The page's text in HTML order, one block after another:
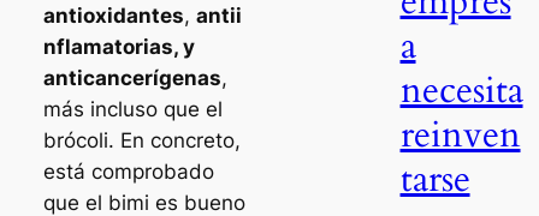
antioxidantes, antii
nflamatorias, y
anticancerígenas,
más incluso que el
brócoli. En concreto,
está comprobado
que el bimi es bueno
a
necesita
reinven
tarse